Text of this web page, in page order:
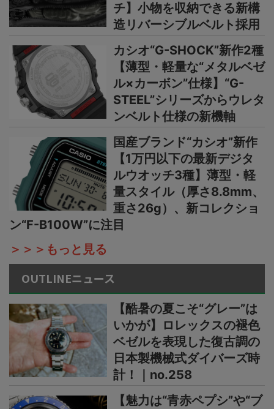
チ】小物を収納できる新構
造リバーシブルベルト採用
カシオ“G-SHOCK”新作2種
【薄型・軽量な“メタルベゼ
ル×カーボン”仕様】“G-
STEEL”シリーズからウレタ
ンベルト仕様の新機軸
国産ブランド“カシオ”新作
【1万円以下の最新デジタ
ルウオッチ3種】薄型・軽
量スタイル（厚さ8.8mm、
重さ26g）、新コレクショ
ン“F-B100W”に注目
＞＞＞もっと見る
OUTLINEニュース
【酷暑の夏こそ“グレー”は
いかが】ロレックスの褪色
ベゼルを表現した復古調の
日本製機械式ダイバーズ時
計！｜no.258
【魅力は“青赤ペプシ”や“ブ